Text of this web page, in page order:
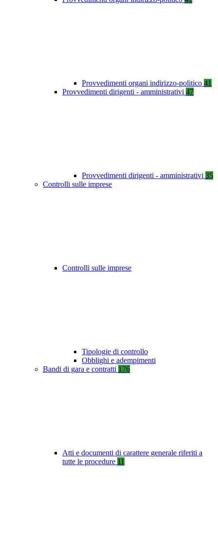
Provvedimenti organi indirizzo-politico 41
Provvedimenti dirigenti - amministrativi 47
Provvedimenti dirigenti - amministrativi 35
Controlli sulle imprese
Controlli sulle imprese
Tipologie di controllo
Obblighi e adempimenti
Bandi di gara e contratti 176
Atti e documenti di carattere generale riferiti a
tutte le procedure 11